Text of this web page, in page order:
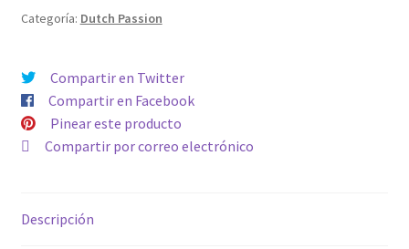
cantidad
Categoría: Dutch Passion
Compartir en Twitter
Compartir en Facebook
Pinear este producto
Compartir por correo electrónico
Descripción